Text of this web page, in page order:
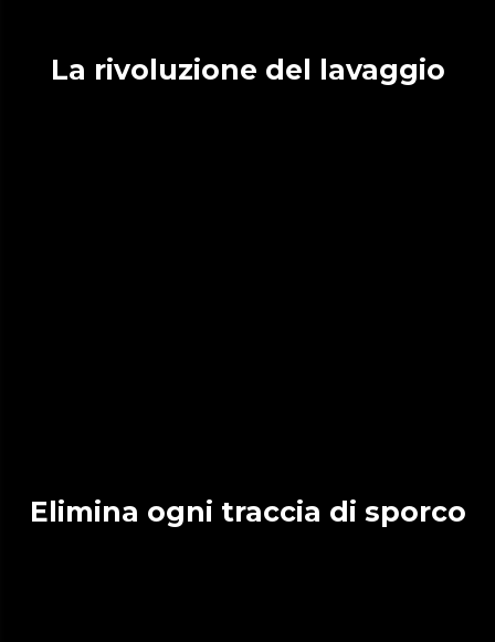
La rivoluzione del lavaggio
Elimina ogni traccia di sporco